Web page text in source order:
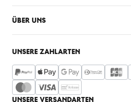
ÜBER UNS
UNSERE ZAHLARTEN
UNSERE VERSANDARTEN